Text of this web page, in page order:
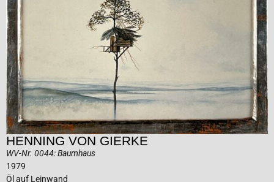
HENNING VON GIERKE
WV-Nr. 0044: Baumhaus
1979
Öl auf Leinwand